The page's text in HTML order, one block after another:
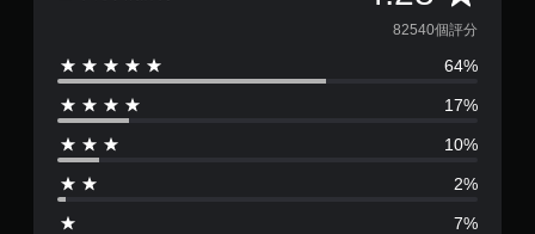
均
評
分
4
82540個評分
64%
17%
10%
2%
7%